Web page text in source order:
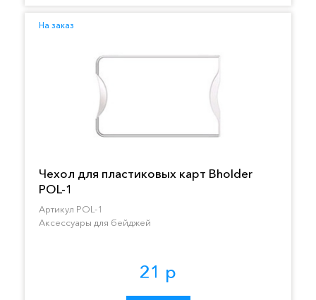
На заказ
Чехол для пластиковых карт Bholder
POL-1
Артикул POL-1
Аксессуары для бейджей
21 р